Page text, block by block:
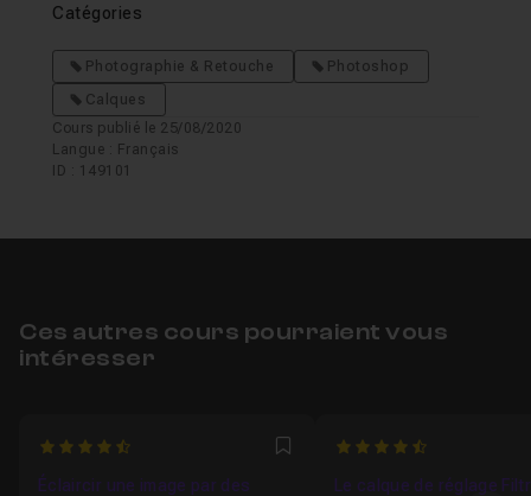
Catégories
Photographie & Retouche
Photoshop
Calques
Cours publié le 25/08/2020
Langue : Français
ID : 149101
Ces autres cours pourraient vous
intéresser
4.9 Favori
Éclaircir une image par des
4.6666666666667
Le calque de réglage